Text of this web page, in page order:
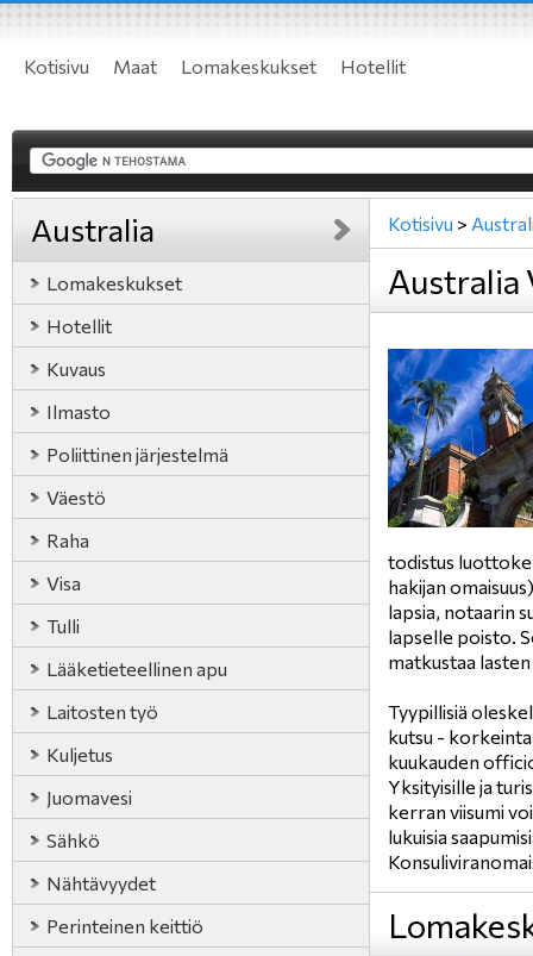
Kotisivu Maat Lomakeskukset Hotellit
Australia
Lomakeskukset
Hotellit
Kuvaus
Ilmasto
Poliittinen järjestelmä
Väestö
Raha
Visa
Tulli
Lääketieteellinen apu
Laitosten työ
Kuljetus
Juomavesi
Sähkö
Nähtävyydet
Perinteinen keittiö
Kotisivu >
Australia
todistus
hakijan
lapsia, notaarin
lapselle poisto.
matkustaa
Tyypillisiä
kutsu -
kuukauden
Yksityisille ja
kerran viisumi
lukuisia